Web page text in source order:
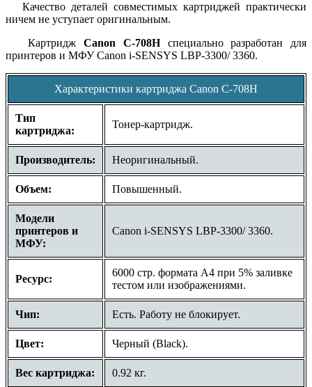
Качество деталей совместимых картриджей практически
ничем не уступает оригинальным.
Картридж Canon C-708Hспециально разработан для
принтеров и МФУ Canon i-SENSYS LBP-3300/ 3360.
Характеристики картриджа Canon C-708H
Тип
картриджа:
Тонер-картридж.
Производитель: Неоригинальный.
Объем: Повышенный.
Модели
принтеров и
МФУ:
Canon i-SENSYS LBP-3300/ 3360.
Ресурс:
6000 стр. формата A4 при 5% заливке
тестом или изображениями.
Чип: Есть. Работу не блокирует.
Цвет: Черный (Black).
Вес картриджа: 0.92 кг.